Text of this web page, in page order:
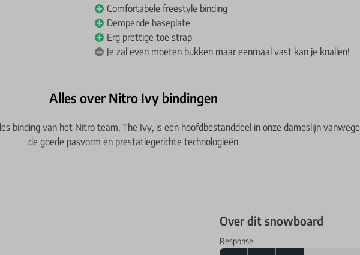
Comfortabele freestyle binding
Dempende baseplate
Erg prettige toe strap
Je zal even moeten bukken maar eenmaal vast kan je knallen!
Alles over Nitro Ivy bindingen
binding van het Nitro team, The Ivy, is een hoofdbestanddeel in onze dameslijn vanwege
de goede pasvorm en prestatiegerichte technologieën
Over dit snowboard
Response